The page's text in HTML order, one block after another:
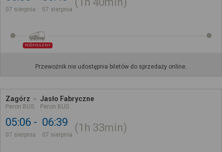
07 sierpnia 07 sierpnia
POŚPIESZNY
Przewoźnik nie udostępnia biletów do sprzedaży online.
Zagórz
Peron BUS
Jasło Fabryczne
Peron BUS
05:06
07 sierpnia
06:39
07 sierpnia
1h 33min